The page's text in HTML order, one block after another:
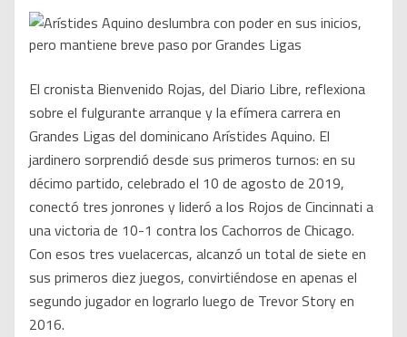
El cronista Bienvenido Rojas, del Diario Libre, reflexiona
sobre el fulgurante arranque y la efímera carrera en
Grandes Ligas del dominicano Arístides Aquino. El
jardinero sorprendió desde sus primeros turnos: en su
décimo partido, celebrado el 10 de agosto de 2019,
conectó tres jonrones y lideró a los Rojos de Cincinnati a
una victoria de 10-1 contra los Cachorros de Chicago.
Con esos tres vuelacercas, alcanzó un total de siete en
sus primeros diez juegos, convirtiéndose en apenas el
segundo jugador en lograrlo luego de Trevor Story en
2016.